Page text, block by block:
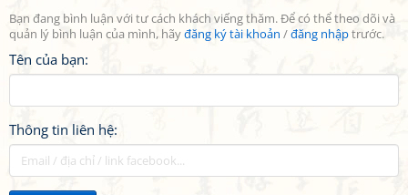
Bạn đang bình luận với tư cách khách viếng thăm. Để có thể theo dõi và
quản lý bình luận của mình, hãyđăng ký tài khoản /đăng nhậptrước.
Tên của bạn:
Thông tin liên hệ: